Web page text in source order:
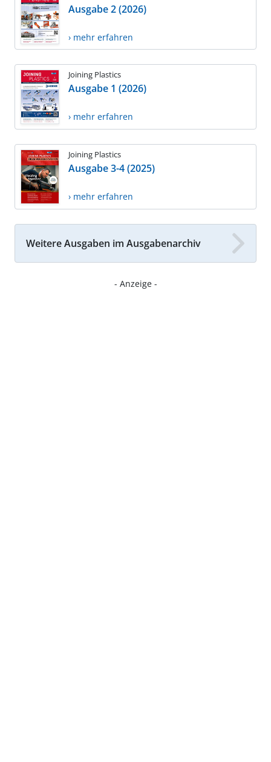
Ausgabe 2 (2026)
› mehr erfahren
Joining Plastics
Ausgabe 1 (2026)
› mehr erfahren
Joining Plastics
Ausgabe 3-4 (2025)
› mehr erfahren
Weitere Ausgaben im Ausgabenarchiv
- Anzeige -